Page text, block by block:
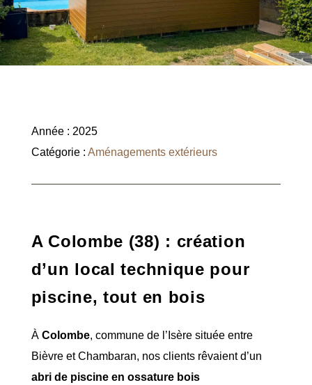
Année : 2025
Catégorie : Aménagements extérieurs
A Colombe (38) : création
d’un local technique pour
piscine, tout en bois
À Colombe, commune de l’Isère située entre
Bièvre et Chambaran, nos clients rêvaient d’un
abri de piscine en ossature bois